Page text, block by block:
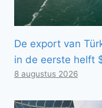
De export van
in de eerste helft
8 augustus 2026